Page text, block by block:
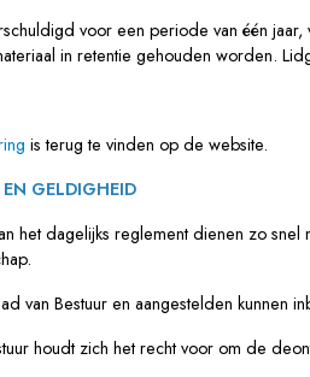
voor een periode van één jaar,
in retentie gehouden worden.
is terug te vinden op de website.
GELDIGHEID
het dagelijks reglement dienen zo
van Bestuur en aangestelden kunnen
houdt zich het recht voor om de